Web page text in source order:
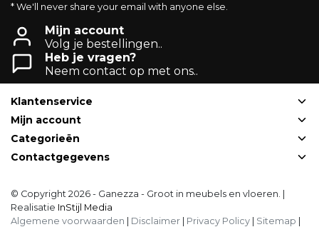
* We'll never share your email with anyone else.
Mijn account
Volg je bestellingen..
Heb je vragen?
Neem contact op met ons..
Klantenservice
Mijn account
Categorieën
Contactgegevens
© Copyright 2026 - Ganezza - Groot in meubels en vloeren. |
Realisatie InStijl Media
Algemene voorwaarden
Disclaimer Privacy Policy Sitemap